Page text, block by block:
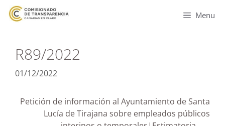
Menu
R89/2022
01/12/2022
Petición de información al Ayuntamiento de Santa
Lucía de Tirajana sobre empleados públicos